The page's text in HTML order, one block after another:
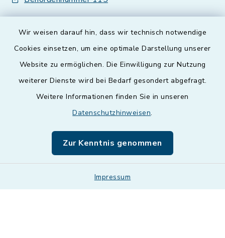
Wir weisen darauf hin, dass wir technisch notwendige
Cookies einsetzen, um eine optimale Darstellung unserer
Website zu ermöglichen. Die Einwilligung zur Nutzung
weiterer Dienste wird bei Bedarf gesondert abgefragt.
Weitere Informationen finden Sie in unseren
Datenschutzhinweisen.
Zur Kenntnis genommen
Impressum
Barrierefreiheit
Impressum
Sitemap